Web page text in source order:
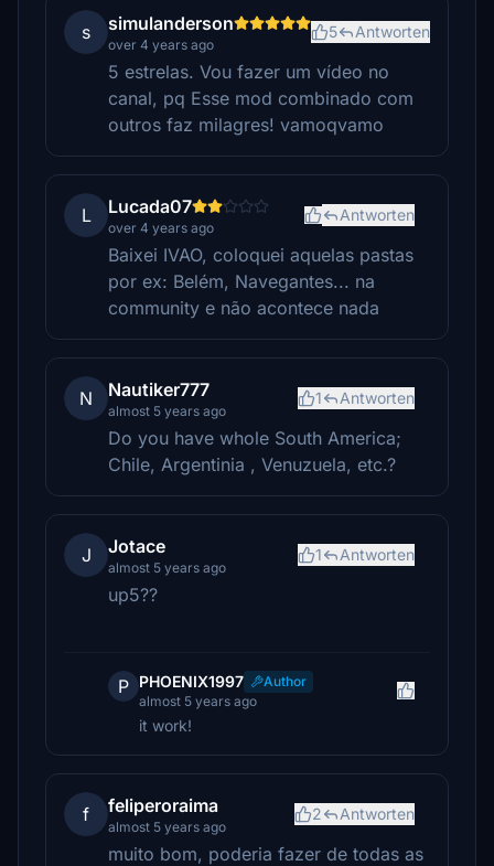
s simulanderson
over 4 years ago
5 Antworten
5 estrelas. Vou fazer um vídeo no
canal, pq Esse mod combinado com
outros faz milagres! vamoqvamo
L Lucada07
over 4 years ago
Antworten
Baixei IVAO, coloquei aquelas pastas
por ex: Belém, Navegantes... na
community e não acontece nada
N Nautiker777
almost 5 years ago
1 Antworten
Do you have whole South America;
Chile, Argentinia , Venuzuela, etc.?
J Jotace
almost 5 years ago
1 Antworten
up5??
P PHOENIX1997
Author
almost 5 years ago
it work!
f feliperoraima
almost 5 years ago
2 Antworten
muito bom, poderia fazer de todas as